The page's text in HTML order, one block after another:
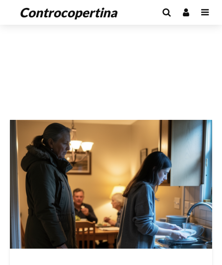
Controcopertina